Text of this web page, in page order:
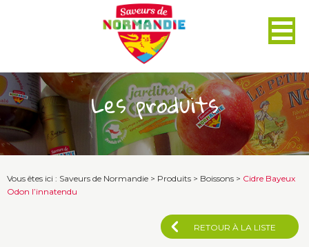
Les produits
Vous êtes ici : Saveurs de Normandie > Produits > Boissons > Cidre Bayeux
Odon l’innatendu
RETOUR À LA LISTE
Panneau de gestion des cookies